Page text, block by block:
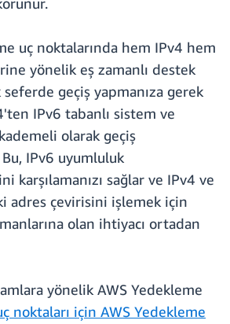
uç noktalarında hem IPv4 hem
yönelik eş zamanlı destek
geçiş yapmanıza gerek
IPv6 tabanlı sistem ve
olarak geçiş
IPv6 uyumluluk
karşılamanızı sağlar ve IPv4 ve
adres çevirisini işlemek için
olan ihtiyacı ortadan
yönelik AWS Yedekleme
noktaları için AWS Yedekleme